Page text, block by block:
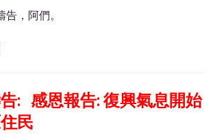
，阿們。
: 感恩報告: 復興氣息開始
民